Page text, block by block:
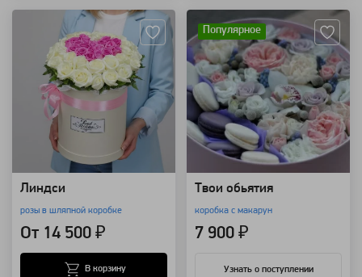
Линдси
розы в шляпной коробке
От 14 500 ₽
В корзину
Популярное
Твои обьятия
коробка с макарун
7 900 ₽
Узнать о поступлении